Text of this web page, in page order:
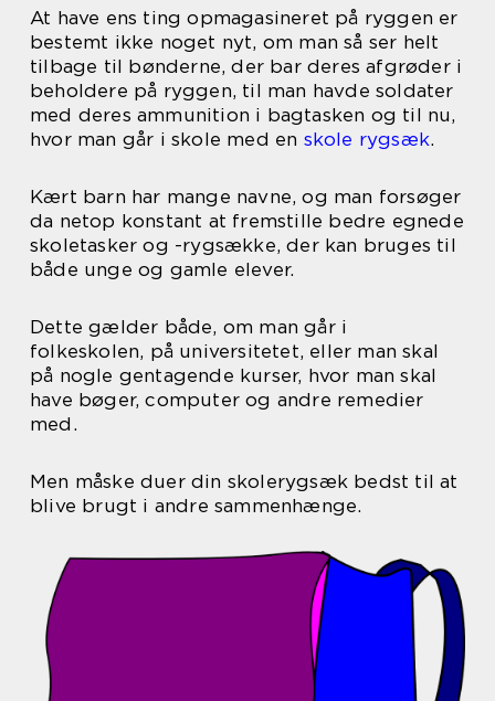
At have ens ting opmagasineret på ryggen er
bestemt ikke noget nyt, om man så ser helt
tilbage til bønderne, der bar deres afgrøder i
beholdere på ryggen, til man havde soldater
med deres ammunition i bagtasken og til nu,
hvor man går i skole med en skole rygsæk.
Kært barn har mange navne, og man forsøger
da netop konstant at fremstille bedre egnede
skoletasker og -rygsække, der kan bruges til
både unge og gamle elever.
Dette gælder både, om man går i
folkeskolen, på universitetet, eller man skal
på nogle gentagende kurser, hvor man skal
have bøger, computer og andre remedier
med.
Men måske duer din skolerygsæk bedst til at
blive brugt i andre sammenhænge.